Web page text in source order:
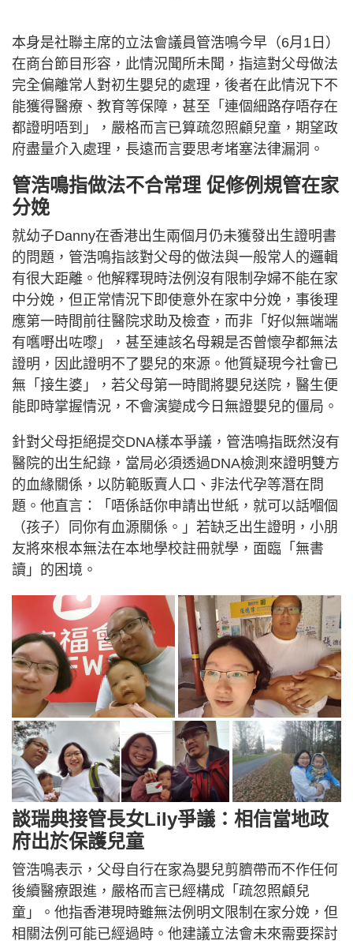
本身是社聯主席的立法會議員管浩鳴今早（6月1日）
在商台節目形容，此情況聞所未聞，指這對父母做法
完全偏離常人對初生嬰兒的處理，後者在此情況下不
能獲得醫療、教育等保障，甚至「連個細路存唔存在
都證明唔到」，嚴格而言已算疏忽照顧兒童，期望政
府盡量介入處理，長遠而言要思考堵塞法律漏洞。
管浩鳴指做法不合常理 促修例規管在家
分娩
就幼子Danny在香港出生兩個月仍未獲發出生證明書
的問題，管浩鳴指該對父母的做法與一般常人的邏輯
有很大距離。他解釋現時法例沒有限制孕婦不能在家
中分娩，但正常情況下即使意外在家中分娩，事後理
應第一時間前往醫院求助及檢查，而非「好似無端端
有嚿嘢出咗嚟」，甚至連該名母親是否曾懷孕都無法
證明，因此證明不了嬰兒的來源。他質疑現今社會已
無「接生婆」，若父母第一時間將嬰兒送院，醫生便
能即時掌握情況，不會演變成今日無證嬰兒的僵局。
針對父母拒絕提交DNA樣本爭議，管浩鳴指既然沒有
醫院的出生紀錄，當局必須透過DNA檢測來證明雙方
的血緣關係，以防範販賣人口、非法代孕等潛在問
題。他直言：「唔係話你申請出世紙，就可以話嗰個
（孩子）同你有血源關係。」若缺乏出生證明，小朋
友將來根本無法在本地學校註冊就學，面臨「無書
讀」的困境。
談瑞典接管長女Lily爭議：相信當地政
府出於保護兒童
管浩鳴表示，父母自行在家為嬰兒剪臍帶而不作任何
後續醫療跟進，嚴格而言已經構成「疏忽照顧兒
童」。他指香港現時雖無法例明文限制在家分娩，但
相關法例可能已經過時。他建議立法會未來需要探討